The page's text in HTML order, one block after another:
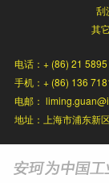
刮
其
电话：+ (86) 21
手机：+ (86) 136
电邮：
地址：上海市浦东新